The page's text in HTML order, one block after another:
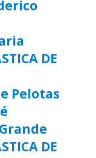
DE
Pelotas
DE